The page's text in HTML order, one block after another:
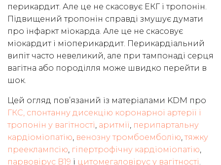
перикардит. Але це не скасовує ЕКГ і тропонін.
Підвищений тропонін справді змушує думати
про інфаркт міокарда. Але це не скасовує
міокардит і міоперикардит. Перикардіальний
випіт часто невеликий, але при тампонаді серця
вагітна або породілля може швидко перейти в
шок.
Цей огляд пов’язаний із матеріалами KDM про
ГКС, спонтанну дисекцію коронарної артерії і
тропонін у вагітності, аритмії, перипартальну
кардіоміопатію, венозну тромбоемболію, тяжку
прееклампсію, гіпертрофічну кардіоміопатію,
парвовірус B19 і цитомегаловірус у вагітності.